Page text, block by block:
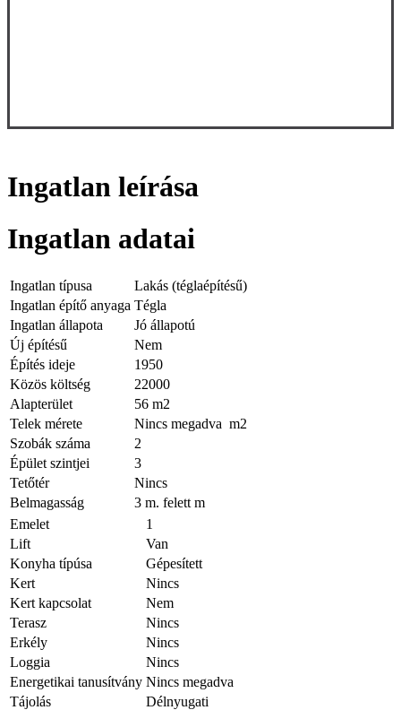
Ingatlan leírása
Ingatlan adatai
Ingatlan típusa
Lakás (téglaépítésű)
Ingatlan építő anyaga Tégla
Ingatlan állapota
Jó állapotú
Új építésű
Nem
Építés ideje
1950
Közös költség
22000
Alapterület
56 m2
Telek mérete
Nincs megadva m2
Szobák száma
2
Épület szintjei
3
Tetőtér
Nincs
Belmagasság
3 m. felett m
Emelet
1
Lift
Van
Konyha típúsa
Gépesített
Kert
Nincs
Kert kapcsolat
Nem
Terasz
Nincs
Erkély
Nincs
Loggia
Nincs
Energetikai tanusítvány Nincs megadva
Tájolás
Délnyugati